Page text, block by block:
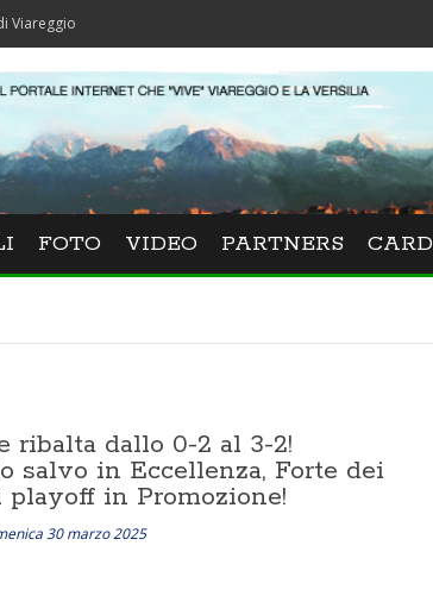
FOTO VIDEO PARTNERS CARD
ribalta dallo 0-2 al 3-2!
salvo in Eccellenza, Forte dei
playoff in Promozione!
30 marzo 2025